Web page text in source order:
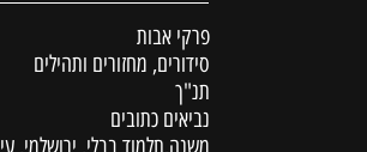
פרקי אבות
סידורים, מחזורים ותהילים
תנ"ך
נביאים כתובים
משנה,תלמוד בבלי, ירושלמי, עין